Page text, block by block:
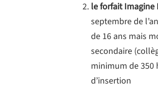
le forfait Imagine
septembre de
de 16 ans mais
secondaire
minimum de 350
d’insertion